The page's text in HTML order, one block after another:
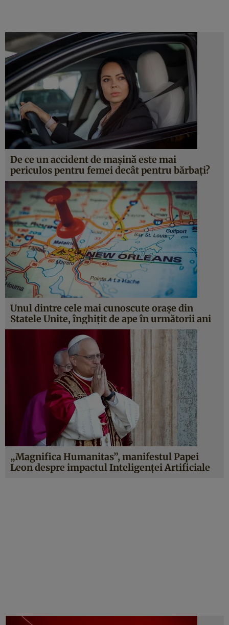
De ce un accident de mașină este mai
periculos pentru femei decât pentru bărbați?
Unul dintre cele mai cunoscute orașe din
Statele Unite, înghițit de ape în următorii ani
„Magnifica Humanitas”, manifestul Papei
Leon despre impactul Inteligenței Artificiale